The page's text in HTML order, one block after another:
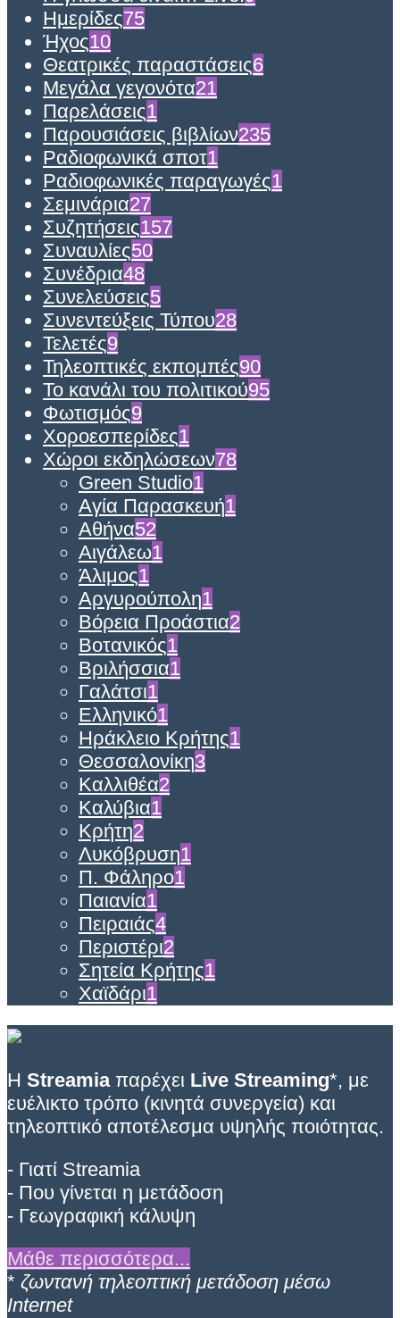
Ημερίδες75
Ήχος10
Θεατρικές παραστάσεις6
Μεγάλα γεγονότα21
Παρελάσεις1
Παρουσιάσεις βιβλίων235
Ραδιοφωνικά σποτ1
Ραδιοφωνικές παραγωγές1
Σεμινάρια27
Συζητήσεις157
Συναυλίες50
Συνέδρια48
Συνελεύσεις5
Συνεντεύξεις Τύπου28
Τελετές9
Τηλεοπτικές εκπομπές90
Το κανάλι του πολιτικού95
Φωτισμός9
Χοροεσπερίδες1
Χώροι εκδηλώσεων78
Green Studio1
Αγία Παρασκευή1
Αθήνα52
Αιγάλεω1
Άλιμος1
Αργυρούπολη1
Βόρεια Προάστια2
Βοτανικός1
Βριλήσσια1
Γαλάτσι1
Ελληνικό1
Ηράκλειο Κρήτης1
Θεσσαλονίκη3
Καλλιθέα2
Καλύβια1
Κρήτη2
Λυκόβρυση1
Π. Φάληρο1
Παιανία1
Πειραιάς4
Περιστέρι2
Σητεία Κρήτης1
Χαϊδάρι1
Η Streamiaπαρέχει Live Streaming*, με
ευέλικτο τρόπο (κινητά συνεργεία) και
τηλεοπτικό αποτέλεσμα υψηλής ποιότητας.
- Γιατί Streamia
- Που γίνεται η μετάδοση
- Γεωγραφική κάλυψη
Μάθε περισσότερα...
* ζωντανή τηλεοπτική μετάδοση μέσω
Internet